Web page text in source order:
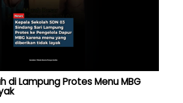
di Lampung Protes Menu MBG